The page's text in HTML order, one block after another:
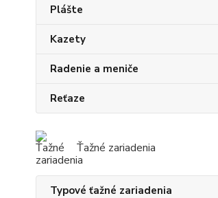
Plášte
Kazety
Radenie a meniče
Reťaze
Ťažné zariadenia
Typové ťažné zariadenia